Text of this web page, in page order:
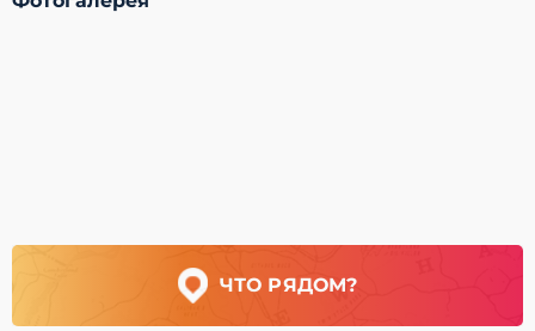
ЧТО РЯДОМ?